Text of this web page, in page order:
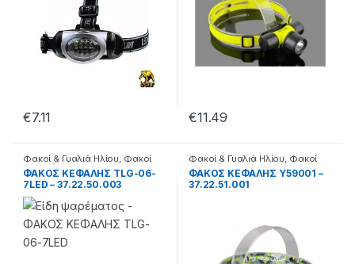
€7.11 €11.49
Φακοί & Γυαλιά Ηλίου, Φακοί
κεφαλής
ΦΑΚΟΣ ΚΕΦΑΛΗΣ TLG-06-
7LED – 37.22.50.003
Φακοί & Γυαλιά Ηλίου, Φακοί
κεφαλής
ΦΑΚΟΣ ΚΕΦΑΛΗΣ Y59001 –
37.22.51.001